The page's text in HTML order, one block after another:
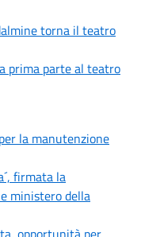
torna il teatro
prima parte al teatro
la manutenzione
firmata la
ministero della